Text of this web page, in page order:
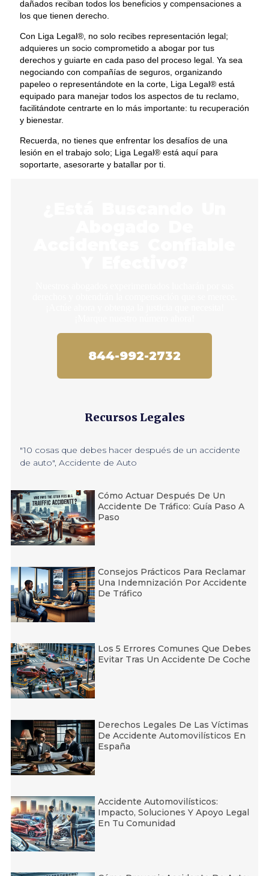
dañados reciban todos los beneficios y compensaciones a
los que tienen derecho.
Con Liga Legal®, no solo recibes representación legal;
adquieres un socio comprometido a abogar por tus
derechos y guiarte en cada paso del proceso legal. Ya sea
negociando con compañías de seguros, organizando
papeleo o representándote en la corte, Liga Legal® está
equipado para manejar todos los aspectos de tu reclamo,
facilitándote centrarte en lo más importante: tu recuperación
y bienestar.
Recuerda, no tienes que enfrentar los desafíos de una
lesión en el trabajo solo; Liga Legal® está aquí para
soportarte, asesorarte y batallar por ti.
844-992-2732
Recursos Legales
"10 cosas que debes hacer después de un accidente
de auto", Accidente de Auto
Cómo Actuar Después De Un
Accidente De Tráfico: Guía Paso A
Paso
Consejos Prácticos Para Reclamar
Una Indemnización Por Accidente
De Tráfico
Los 5 Errores Comunes Que Debes
Evitar Tras Un Accidente De Coche
Derechos Legales De Las Víctimas
De Accidente Automovilísticos En
España
Accidente Automovilísticos:
Impacto, Soluciones Y Apoyo Legal
En Tu Comunidad